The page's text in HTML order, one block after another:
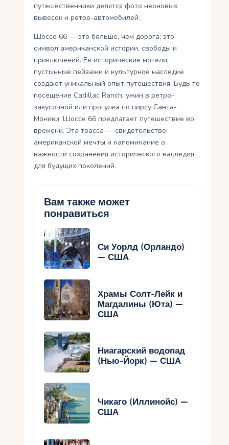
путешественники делятся фото неоновых
вывесок и ретро-автомобилей.
Шоссе 66 — это больше, чем дорога; это
символ американской истории, свободы и
приключений. Ее исторические мотели,
пустынные пейзажи и культурное наследие
создают уникальный опыт путешествия. Будь то
посещение Cadillac Ranch, ужин в ретро-
закусочной или прогулка по пирсу Санта-
Моники, Шоссе 66 предлагает путешествие во
времени. Эта трасса — свидетельство
американской мечты и напоминание о
важности сохранения исторического наследия
для будущих поколений.
Вам также может
понравиться
Си Уорлд (Орландо)
— США
Храмы Солт-Лейк и
Магдалины (Юта) —
США
Ниагарский водопад
(Нью-Йорк) — США
Чикаго (Иллинойс) —
США